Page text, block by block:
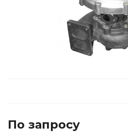
По запросу